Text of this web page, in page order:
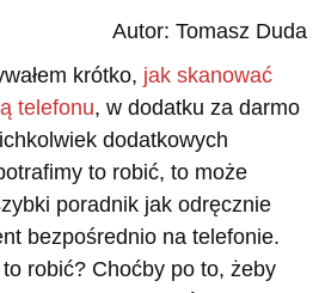
Autor: Tomasz Duda
krótko, jak skanować
telefonu, w dodatku za darmo
dodatkowych
to robić, to może
poradnik jak odręcznie
bezpośrednio na telefonie.
robić? Choćby po to, żeby